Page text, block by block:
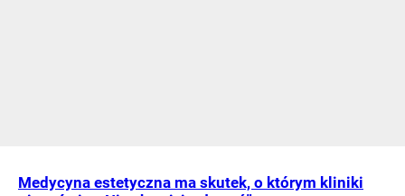
Medycyna estetyczna ma skutek, o którym kliniki